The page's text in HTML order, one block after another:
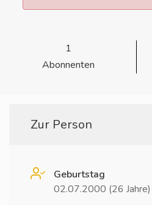
1
Abonnenten
Zur Person
Geburtstag
02.07.2000 (26 Jahre)